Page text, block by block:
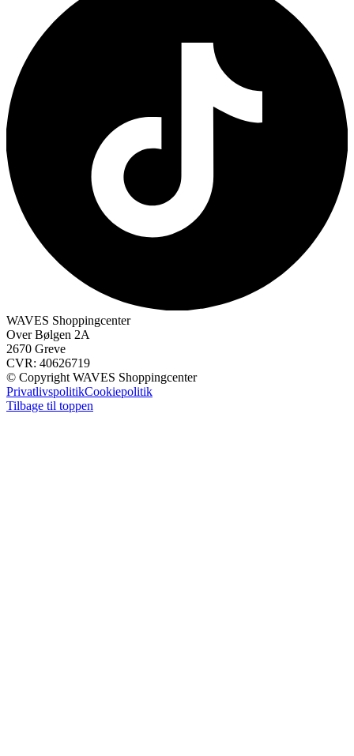
WAVES Shoppingcenter
Over Bølgen 2A
2670 Greve
CVR: 40626719
© Copyright WAVES Shoppingcenter
PrivatlivspolitikCookiepolitik
Tilbage til toppen